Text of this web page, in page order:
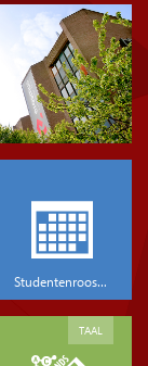
Studentenrooster
TAAL